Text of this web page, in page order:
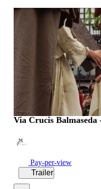
00:55:02
Via Crucis Balmaseda
Pay-per-view
Trailer